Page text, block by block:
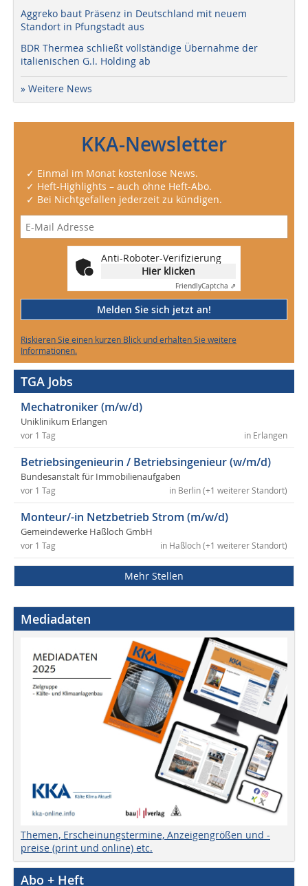
Aggreko baut Präsenz in Deutschland mit neuem
Standort in Pfungstadt aus
BDR Thermea schließt vollständige Übernahme der
italienischen G.I. Holding ab
» Weitere News
KKA-Newsletter
✓ Einmal im Monat kostenlose News.
✓ Heft-Highlights – auch ohne Heft-Abo.
✓ Bei Nichtgefallen jederzeit zu kündigen.
Anti-Roboter-Verifizierung
Hier klicken
FriendlyCaptcha ⇗
Melden Sie sich jetzt an!
Riskieren Sie einen kurzen Blick und erhalten Sie weitere
Informationen.
TGA Jobs
Mechatroniker (m/w/d)
Uniklinikum Erlangen
in Erlangen
vor 1 Tag
Betriebsingenieurin / Betriebsingenieur (w/m/d)
Bundesanstalt für Immobilienaufgaben
in Berlin (+1 weiterer Standort)
vor 1 Tag
Monteur/-in Netzbetrieb Strom (m/w/d)
Gemeindewerke Haßloch GmbH
in Haßloch (+1 weiterer Standort)
vor 1 Tag
Mehr Stellen
Mediadaten
Themen, Erscheinungstermine, Anzeigengrößen und -
preise (print und online) etc.
Abo + Heft